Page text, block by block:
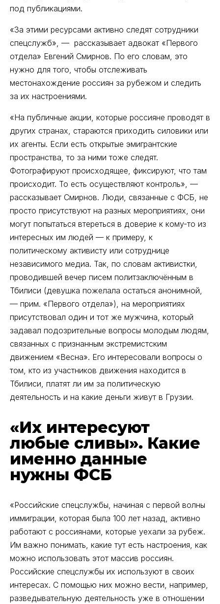
под публикациями.
«За этими ресурсами активно следят сотрудники
спецслужб», — рассказывает адвокат «Первого
отдела» Евгений Смирнов. По его словам, это
нужно для того, чтобы отслеживать
местонахождение россиян за рубежом и следить
за их настроениями.
«На публичные акции, которые россияне проводят в
других странах, стараются приходить силовики или
их агенты. Если есть открытые эмигрантские
пространства, то за ними тоже следят.
Фотографируют происходящее, фиксируют, что там
происходит. То есть осуществляют контроль», —
рассказывает Смирнов. Люди, связанные с ФСБ, не
просто присутствуют на разных мероприятиях, они
могут попытаться втереться в доверие к кому-то из
интересных им людей — к примеру, к
политическому активисту или сотруднице
независимого медиа. Так, по словам активистки,
проводившей вечер писем политзаключённым в
Тбилиси (девушка пожелала остаться анонимной,
— прим. «Первого отдела»), на мероприятиях
присутствовал один и тот же мужчина, который
задавал подозрительные вопросы молодым людям,
связанных с признанным экстремистским
движением «Весна». Его интересовали вопросы о
том, кто из участников движения находится в
Тбилиси, платят ли им за политическую
деятельность и на какие деньги живут в Грузии.
«Их интересуют
любые сливы». Какие
именно данные
нужны ФСБ
«Российские спецслужбы, начиная с первой волны
иммиграции, которая была 100 лет назад, активно
работают с россиянами, которые уехали за рубеж.
Им важно понимать, какие тут есть настроения, как
можно использовать этот массив россиян.
Российские спецслужбы их используют в своих
интересах. С помощью них можно вести, например,
разведывательную деятельность уже в отношении